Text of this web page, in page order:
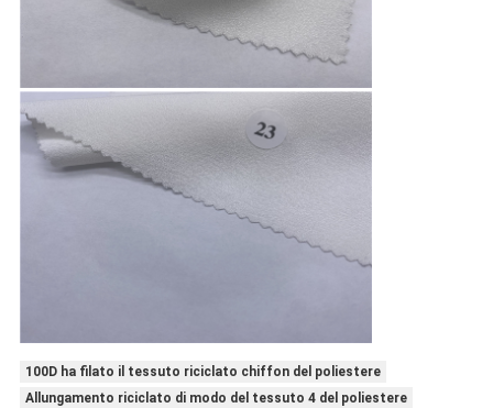
100D ha filato il tessuto riciclato chiffon del poliestere
Allungamento riciclato di modo del tessuto 4 del poliestere